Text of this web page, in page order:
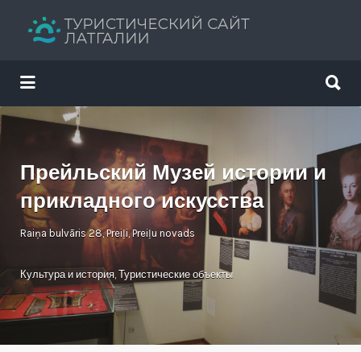
Путеводитель твоего отдыха
Искать:
Прейльский Музей истории и
прикладного искусства
Raiņa bulvāris 28, Preiļi, Preiļu novads
Культура и история, Туристические объекты